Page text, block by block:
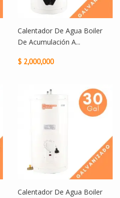
Calentador De Agua Boiler
De Acumulación A...
$ 2,000,000
Calentador De Agua Boiler